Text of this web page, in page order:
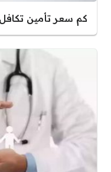
كم سعر تأمين تكافل